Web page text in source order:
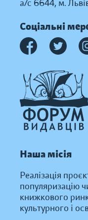
а/с 6644, м.
Соціальні
Наша місія
Реалізація
популяризацію
книжкового
культурного і